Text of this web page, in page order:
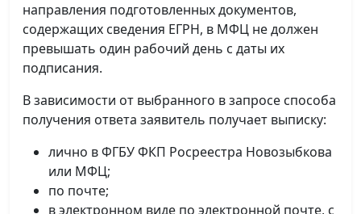
направления подготовленных документов,
содержащих сведения ЕГРН, в МФЦ не должен
превышать один рабочий день с даты их
подписания.
В зависимости от выбранного в запросе способа
получения ответа заявитель получает выписку:
лично в ФГБУ ФКП Росреестра Новозыбкова
или МФЦ;
по почте;
в электронном виде по электронной почте, с